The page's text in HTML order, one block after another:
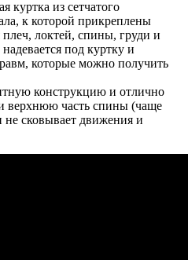
куртка из сетчатого
к которой прикреплены
локтей, спины, груди и
под куртку и
которые можно получить
конструкцию и отлично
верхнюю часть спины (чаще
сковывает движения и